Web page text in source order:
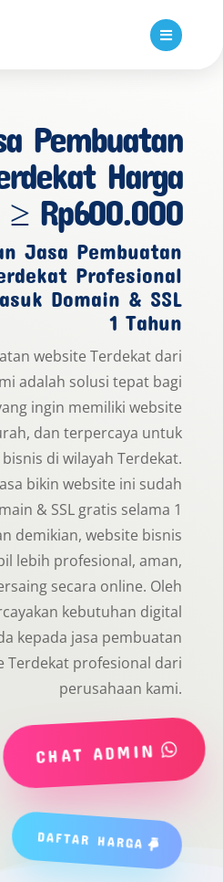

Pembuatan
Harga
≥ Rp600.000
Jasa Pembuatan
Profesional
Domain & SSL
1 Tahun
website Terdekat dari
adalah solusi tepat bagi
ingin memiliki website
dan terpercaya untuk
di wilayah Terdekat.
bikin website ini sudah
& SSL gratis selama 1
demikian, website bisnis
lebih profesional, aman,
secara online. Oleh
kebutuhan digital
kepada jasa pembuatan
Terdekat profesional dari
perusahaan kami.
CHAT ADMIN
DAFTAR HARGA